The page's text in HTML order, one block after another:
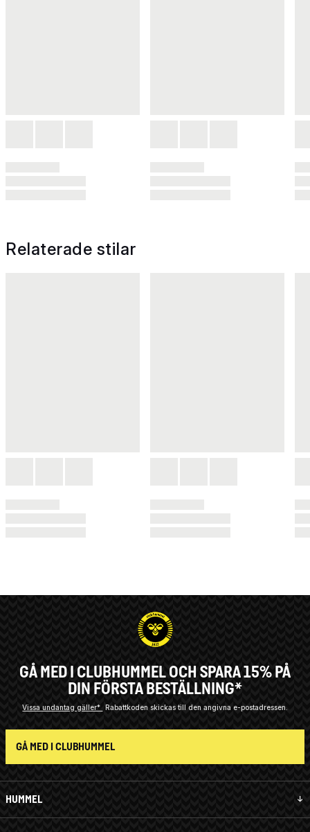
Relaterade stilar
HUMMEL
GÅ MED I CLUBHUMMEL OCH SPARA 15% PÅ
DIN FÖRSTA BESTÄLLNING*
Vissa undantag gäller* Rabattkoden skickas till den angivna e-postadressen.
GÅ MED I CLUBHUMMEL